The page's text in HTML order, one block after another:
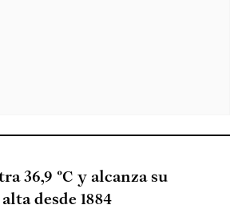
36,9 °C y alcanza su
desde 1884